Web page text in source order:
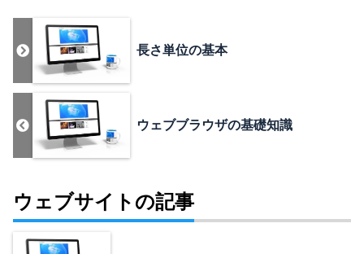
長さ単位の基本
ウェブブラウザの基礎知識
ウェブサイトの記事